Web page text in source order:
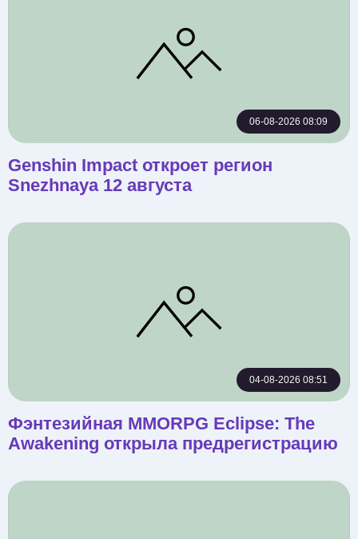
06-08-2026 08:09
Genshin Impact откроет регион
Snezhnaya 12 августа
04-08-2026 08:51
Фэнтезийная MMORPG Eclipse: The
Awakening открыла предрегистрацию